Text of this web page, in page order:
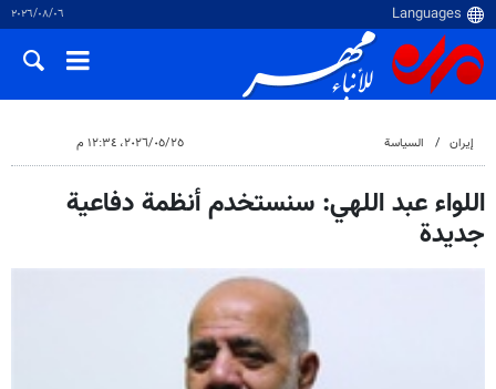
٠٦‏/٠٨‏/٢٠٢٦
إيران السياسة ٢٥‏/٠٥‏/٢٠٢٦، ١٢:٣٤ م
اللواء عبد اللهي: سنستخدم أنظمة دفاعية
جديدة